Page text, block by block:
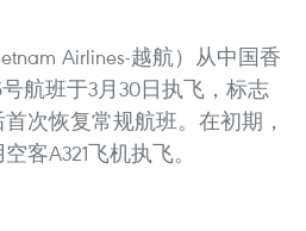
Airlines-越航）从中国香
航班于3月30日执飞，标志
次恢复常规航班。在初期，
客A321飞机执飞。